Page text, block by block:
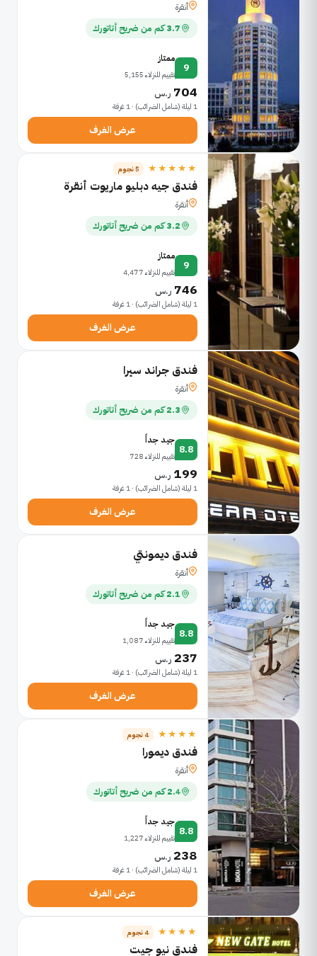
أنقرة
3.7 كم من ضريح أتاتورك
9
ممتاز
تقييم للنزلاء 5,155
704 ر.س
1 ليلة (شامل الضرائب) · 1 غرفة
عرض الغرف
★★★★★ 5 نجوم
فندق جيه دبليو ماريوت أنقرة
أنقرة
3.2 كم من ضريح أتاتورك
9
ممتاز
تقييم للنزلاء 4,477
746 ر.س
1 ليلة (شامل الضرائب) · 1 غرفة
عرض الغرف
فندق جراند سيرا
أنقرة
2.3 كم من ضريح أتاتورك
8.8
جيد جداً
تقييم للنزلاء 728
199 ر.س
1 ليلة (شامل الضرائب) · 1 غرفة
عرض الغرف
فندق ديمونتي
أنقرة
2.1 كم من ضريح أتاتورك
8.8
جيد جداً
تقييم للنزلاء 1,087
237 ر.س
1 ليلة (شامل الضرائب) · 1 غرفة
عرض الغرف
★★★★ 4 نجوم
فندق ديمورا
أنقرة
2.4 كم من ضريح أتاتورك
8.8
جيد جداً
تقييم للنزلاء 1,227
238 ر.س
1 ليلة (شامل الضرائب) · 1 غرفة
عرض الغرف
★★★★ 4 نجوم
فندق نيو جيت